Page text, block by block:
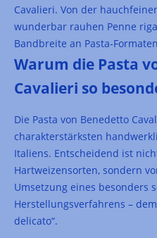
Cavalieri. Von der
wunderbar rauhen Penne
Bandbreite an Pasta-
Warum die Pasta
Cavalieri so
Die Pasta von Benedetto
charakterstärksten
Italiens. Entscheidend ist
Hartweizensorten, sondern
Umsetzung eines besonders
Herstellungsverfahrens –
delicato“.